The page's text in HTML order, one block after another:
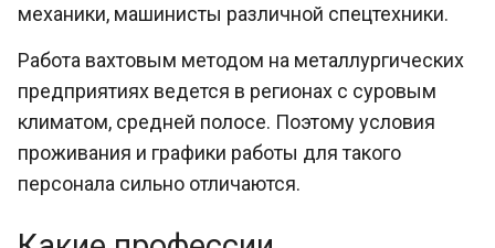
механики, машинисты различной спецтехники.
Работа вахтовым методом на металлургических
предприятиях ведется в регионах с суровым
климатом, средней полосе. Поэтому условия
проживания и графики работы для такого
персонала сильно отличаются.